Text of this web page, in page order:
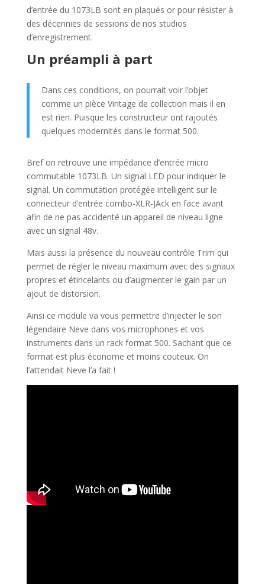
d’entrée du 1073LB sont en plaqués or pour résister à
des décennies de sessions de nos studios
d’enregistrement.
Un préampli à part
Dans ces conditions, on pourrait voir l’objet
comme un pièce Vintage de collection mais il en
est rien. Puisque les constructeur ont rajoutés
quelques modernités dans le format 500.
Bref on retrouve une impédance d’entrée micro
commutable 1073LB. Un signal LED pour indiquer le
signal. Un commutation protégée intelligent sur le
connecteur d’entrée combo-XLR-JAck en face avant
afin de ne pas accidenté un appareil de niveau ligne
avec un signal 48v.
Mais aussi la présence du nouveau contrôle Trim qui
permet de régler le niveau maximum avec des signaux
propres et étincelants ou d’augmenter le gain par un
ajout de distorsion.
Ainsi ce module va vous permettre d’injecter le son
légendaire Neve dans vos microphones et vos
instruments dans un rack format 500. Sachant que ce
format est plus économe et moins couteux. On
l’attendait Neve l’a fait !